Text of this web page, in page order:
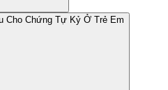
Cho Chứng Tự Kỷ Ở Trẻ Em